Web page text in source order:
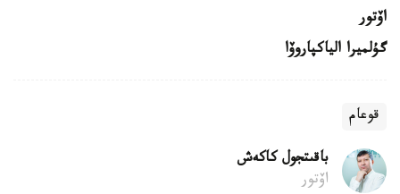
اۆتور
گۇلميرا الياكپاروۆا
قوعام
باقىتجول كاكەش
اۆتور